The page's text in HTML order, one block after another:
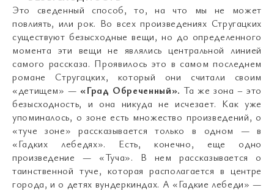
Это сведенный способ, то, на что мы не может
повлиять, или рок. Во всех произведениях Стругацких
существуют безысходные вещи, но до определенного
момента эти вещи не являлись центральной линией
самого рассказа. Проявилось это в самом последнем
романе Стругацких, который они считали своим
«детищем» —«Град Обреченный». Та же зона – это
безысходность, и она никуда не исчезает. Как уже
упоминалось, о зоне есть множество произведений, о
«туче зоне» рассказывается только в одном — в
«Гадких лебедях». Есть, конечно, еще одно
произведение — «Туча». В нем рассказывается о
таинственной туче, которая располагается в центре
города, и о детях вундеркиндах. А «Гадкие лебеди» —